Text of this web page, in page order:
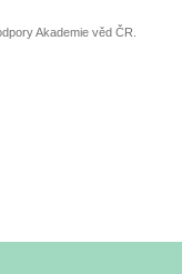
Akademie věd ČR.